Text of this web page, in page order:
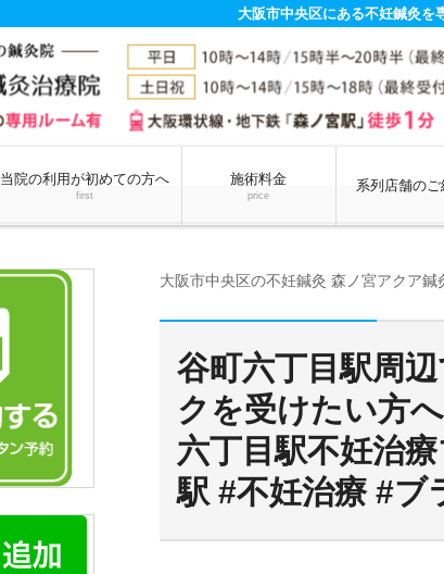
大阪市中央区にある不妊鍼灸を
当院の利用が初めての方へ
first
施術料金
price
系列店舗のご
大阪市中央区の不妊鍼灸 森ノ宮アクア鍼
谷町六丁目駅周
クを受けたい方
六丁目駅不妊治
駅 #不妊治療 #ブ